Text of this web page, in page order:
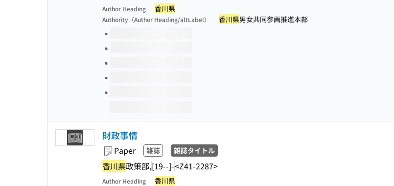
Author Heading 香川県
Authority（Author Heading/altLabel） 香川県男女共同参画推進本部
Volumes of this title
財政事情
Paper 雑誌 雑誌タイトル
香川県政策部,[19--]-<Z41-2287>
Author Heading 香川県